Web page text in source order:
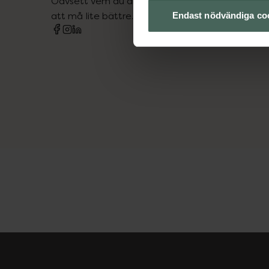
Endast nödvändiga
att må lite bättre. Välkommen att prata med